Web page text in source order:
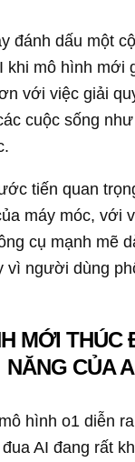
đánh dấu một
khi mô hình mới
với việc giải
cuộc sống
tiến quan
máy móc, với
cụ mạnh mẽ
vì người dùng
MỚI THÚC
NĂNG CỦA
hình o1 diễn
AI đang rất